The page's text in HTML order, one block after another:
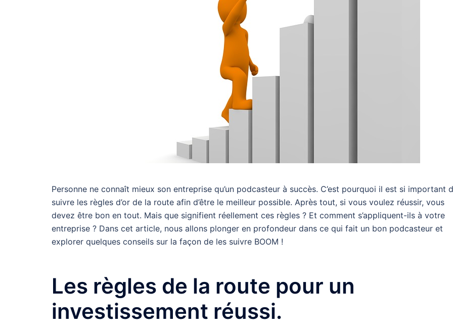
Personne ne connaît mieux son entreprise qu’un podcasteur à succès. C’est pourquoi il est si important
suivre les règles d’or de la route afin d’être le meilleur possible. Après tout, si vous voulez réussir, vous
devez être bon en tout. Mais que signifient réellement ces règles ? Et comment s’appliquent-ils à votre
entreprise ? Dans cet article, nous allons plonger en profondeur dans ce qui fait un bon podcasteur et
explorer quelques conseils sur la façon de les suivre BOOM !
Les règles de la route pour un
investissement réussi.